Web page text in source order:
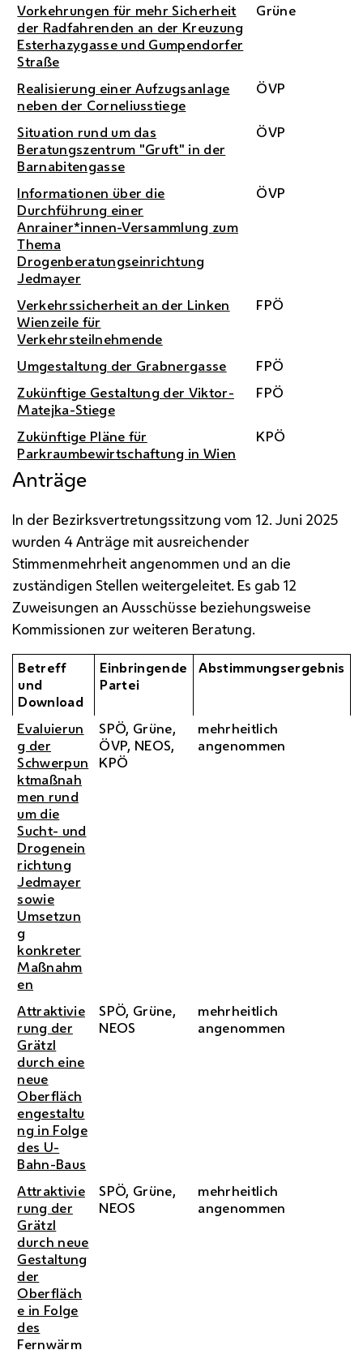
Vorkehrungen für mehr Sicherheit
der Radfahrenden an der Kreuzung
Esterhazygasse und Gumpendorfer
Straße
Grüne
Realisierung einer Aufzugsanlage
neben der Corneliusstiege
ÖVP
Situation rund um das
Beratungszentrum "Gruft" in der
Barnabitengasse
ÖVP
Informationen über die
Durchführung einer
Anrainer*innen-Versammlung zum
Thema
Drogenberatungseinrichtung
Jedmayer
ÖVP
Verkehrssicherheit an der Linken
Wienzeile für
Verkehrsteilnehmende
FPÖ
Umgestaltung der Grabnergasse
FPÖ
Zukünftige Gestaltung der Viktor-
Matejka-Stiege
FPÖ
Zukünftige Pläne für
Parkraumbewirtschaftung in Wien
KPÖ
Anträge
In der Bezirksvertretungssitzung vom 12. Juni 2025
wurden 4 Anträge mit ausreichender
Stimmenmehrheit angenommen und an die
zuständigen Stellen weitergeleitet. Es gab 12
Zuweisungen an Ausschüsse beziehungsweise
Kommissionen zur weiteren Beratung.
Betreff
und
Download
Einbringende
Partei
Abstimmungsergebnis
Evaluierun
g der
Schwerpun
ktmaßnah
men rund
um die
Sucht- und
Drogenein
richtung
Jedmayer
sowie
Umsetzun
g
konkreter
Maßnahm
en
SPÖ, Grüne,
ÖVP, NEOS,
KPÖ
mehrheitlich
angenommen
Attraktivie
rung der
Grätzl
durch eine
neue
Oberfläch
engestaltu
ng in Folge
des U-
Bahn-Baus
SPÖ, Grüne,
NEOS
mehrheitlich
angenommen
Attraktivie
rung der
Grätzl
durch neue
Gestaltung
der
Oberfläch
e in Folge
des
Fernwärm
SPÖ, Grüne,
NEOS
mehrheitlich
angenommen